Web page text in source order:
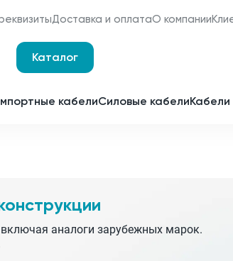
Доставка и оплатаО компании
Наши сертификаты
Оплата и доставка
Получить
Каталог
кабелиСиловые кабелиКабели
аналоги зарубежных марок.